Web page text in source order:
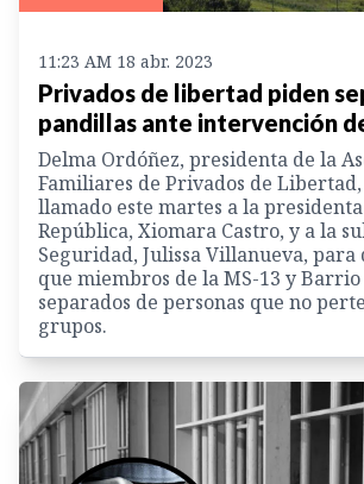
11:23 AM 18 abr. 2023
Privados de libertad piden
pandillas ante intervención
Delma Ordóñez, presidenta de la
Familiares de Privados de
llamado este martes a la
República, Xiomara Castro, y a la
Seguridad, Julissa Villanueva,
que miembros de la MS-13 y Barrio
separados de personas que no
grupos.